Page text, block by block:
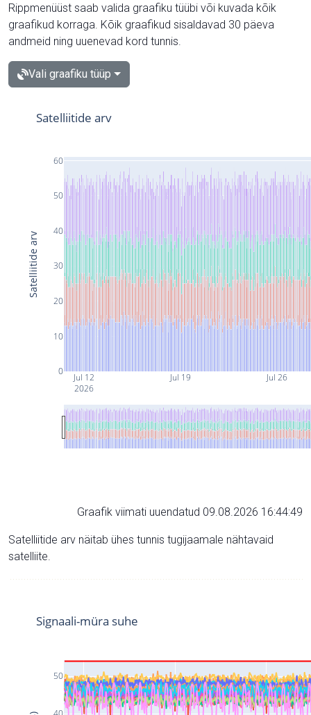
Rippmenüüst saab valida graafiku tüübi või kuvada kõik
graafikud korraga. Kõik graafikud sisaldavad 30 päeva
andmeid ning uuenevad kord tunnis.
Vali graafiku tüüp
Jul 12
2026
Jul 19 Jul 26
0
10
20
30
40
50
60
Satelliitide arv
Satelliitide arv
Graafik viimati uuendatud 09.08.2026 16:44:49
Satelliitide arv näitab ühes tunnis tugijaamale nähtavaid
satelliite.
50
Signaali-müra suhe